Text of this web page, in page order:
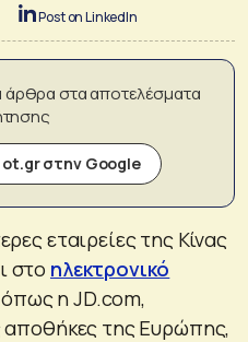
Post on LinkedIn
στα αποτελέσματα
στην Google
εταιρείες της Κίνας
στο ηλεκτρονικό
η JD.com,
αποθήκες της Ευρώπης,